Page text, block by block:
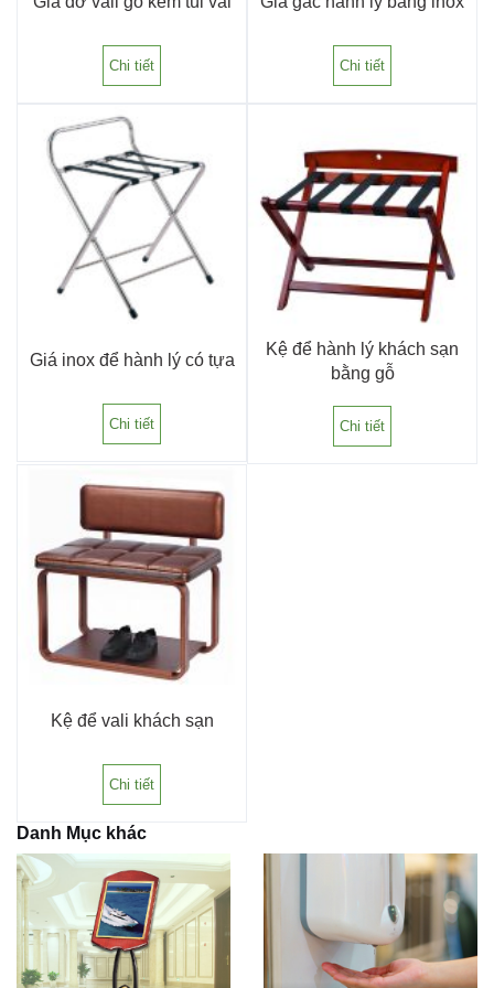
tôi khi có nhu cầu bạn nhé!
Chi tiết Chi tiết
Giá inox để hành lý có tựa
Chi tiết
Kệ để hành lý khách sạn
bằng gỗ
Chi tiết
Kệ để vali khách sạn
Chi tiết
Danh Mục khác